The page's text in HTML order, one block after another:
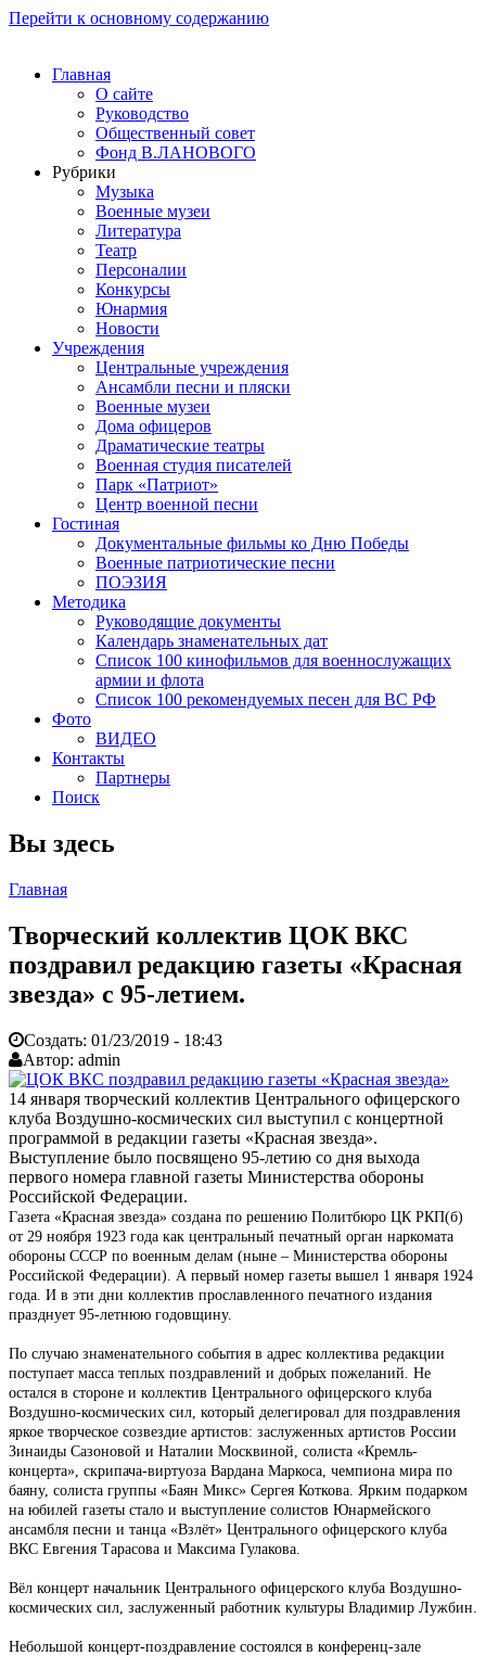
Перейти к основному содержанию
Главная
О сайте
Руководство
Общественный совет
Фонд В.ЛАНОВОГО
Рубрики
Музыка
Военные музеи
Литература
Театр
Персоналии
Конкурсы
Юнармия
Новости
Учреждения
Центральные учреждения
Ансамбли песни и пляски
Военные музеи
Дома офицеров
Драматические театры
Военная студия писателей
Парк «Патриот»
Центр военной песни
Гостиная
Документальные фильмы ко Дню Победы
Военные патриотические песни
ПОЭЗИЯ
Методика
Руководящие документы
Календарь знаменательных дат
Список 100 кинофильмов для военнослужащих
армии и флота
Список 100 рекомендуемых песен для ВС РФ
Фото
ВИДЕО
Контакты
Партнеры
Поиск
Вы здесь
Главная
Творческий коллектив ЦОК ВКС
поздравил редакцию газеты «Красная
звезда» с 95-летием.
Создать: 01/23/2019 - 18:43
Автор: admin
14 января творческий коллектив Центрального офицерского
клуба Воздушно-космических сил выступил с концертной
программой в редакции газеты «Красная звезда».
Выступление было посвящено 95-летию со дня выхода
первого номера главной газеты Министерства обороны
Российской Федерации.
Газета «Красная звезда» создана по решению Политбюро ЦК РКП(б)
от 29 ноября 1923 года как центральный печатный орган наркомата
обороны СССР по военным делам (ныне – Министерства обороны
Российской Федерации). А первый номер газеты вышел 1 января 1924
года. И в эти дни коллектив прославленного печатного издания
празднует 95-летнюю годовщину.
По случаю знаменательного события в адрес коллектива редакции
поступает масса теплых поздравлений и добрых пожеланий. Не
остался в стороне и коллектив Центрального офицерского клуба
Воздушно-космических сил, который делегировал для поздравления
яркое творческое созвездие артистов: заслуженных артистов России
Зинаиды Сазоновой и Наталии Москвиной, солиста «Кремль-
концерта», скрипача-виртуоза Вардана Маркоса, чемпиона мира по
баяну, солиста группы «Баян Микс» Сергея Коткова. Ярким подарком
на юбилей газеты стало и выступление солистов Юнармейского
ансамбля песни и танца «Взлёт» Центрального офицерского клуба
ВКС Евгения Тарасова и Максима Гулакова.
Вёл концерт начальник Центрального офицерского клуба Воздушно-
космических сил, заслуженный работник культуры Владимир Лужбин.
Небольшой концерт-поздравление состоялся в конференц-зале